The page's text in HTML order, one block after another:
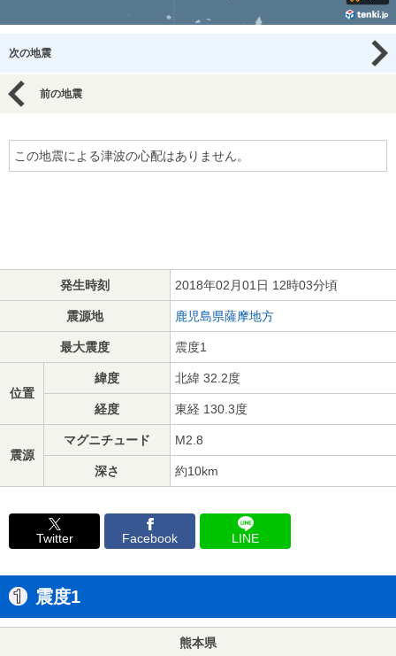
次の地震
前の地震
この地震による津波の心配はありません。
発生時刻 2018年02月01日 12時03分頃
震源地 鹿児島県薩摩地方
最大震度 震度1
位置
緯度 北緯 32.2度
経度 東経 130.3度
震源
マグニチュード M2.8
深さ 約10km
Twitter Facebook LINE
震度1
熊本県